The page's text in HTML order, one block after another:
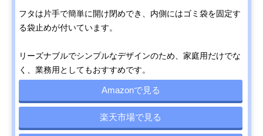
フタは片手で簡単に開け閉めでき、内側にはゴミ袋を固定す
る袋止めが付いています。
リーズナブルでシンプルなデザインのため、家庭用だけでな
く、業務用としてもおすすめです。
Amazonで見る
楽天市場で見る